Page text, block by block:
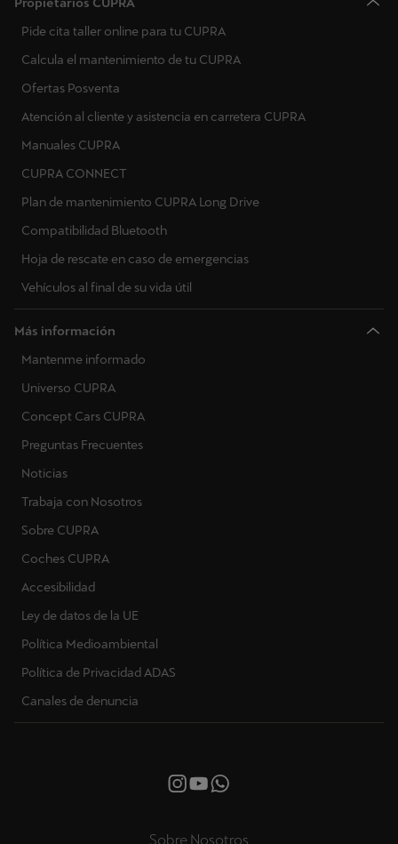
Pide cita taller online para tu CUPRA
Calcula el mantenimiento de tu CUPRA
Ofertas Posventa
Atención al cliente y asistencia en carretera CUPRA
Manuales CUPRA
CUPRA CONNECT
Plan de mantenimiento CUPRA Long Drive
Compatibilidad Bluetooth
Hoja de rescate en caso de emergencias
Vehículos al final de su vida útil
Más información
Mantenme informado
Universo CUPRA
Concept Cars CUPRA
Preguntas Frecuentes
Noticias
Trabaja con Nosotros
Sobre CUPRA
Coches CUPRA
Accesibilidad
Ley de datos de la UE
Política Medioambiental
Política de Privacidad ADAS
Canales de denuncia
Sobre Nosotros